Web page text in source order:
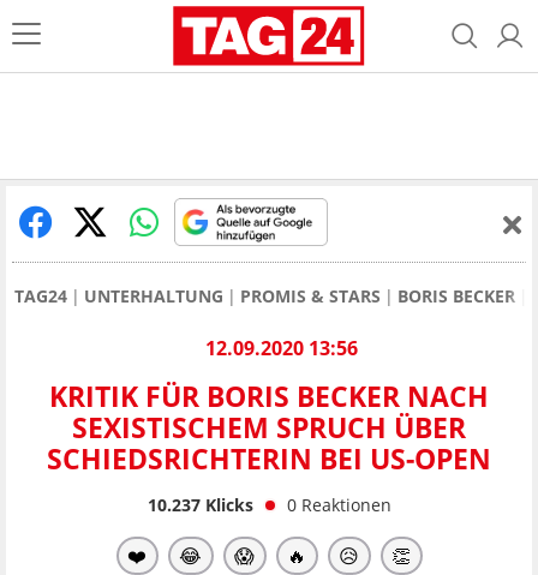
TAG24 UNTERHALTUNG PROMIS & STARS BORIS BECKER
12.09.2020 13:56
KRITIK FÜR BORIS BECKER NACH
SEXISTISCHEM SPRUCH ÜBER
SCHIEDSRICHTERIN BEI US-OPEN
10.237Klicks 0 Reaktionen
❤️ 😂 😱 🔥 😥 👏